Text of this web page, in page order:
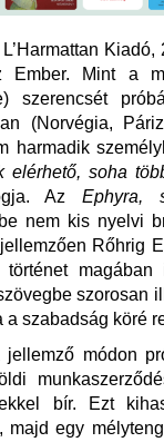
L’Harmattan
Ember. Mint a
szerencsét
(Norvégia,
harmadik
elérhető, soha
AzEphyra,
nem kis nyelvi
Rőhrig
szorosan
szabadság köré
módon
bír. Ezt
majd egy